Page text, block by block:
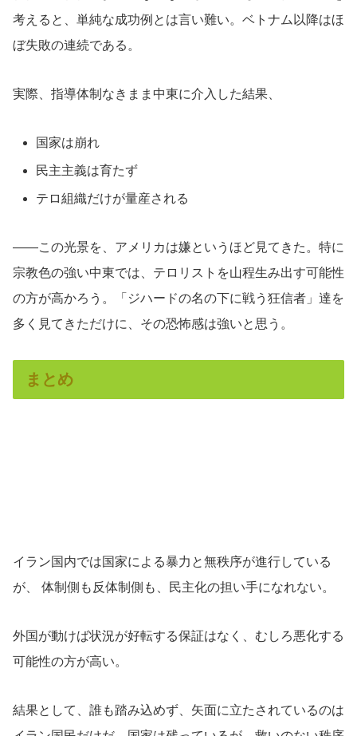
考えると、単純な成功例とは言い難い。ベトナム以降はほ
ぼ失敗の連続である。
実際、指導体制なきまま中東に介入した結果、
国家は崩れ
民主主義は育たず
テロ組織だけが量産される
――この光景を、アメリカは嫌というほど見てきた。特に
宗教色の強い中東では、テロリストを山程生み出す可能性
の方が高かろう。「ジハードの名の下に戦う狂信者」達を
多く見てきただけに、その恐怖感は強いと思う。
まとめ
イラン国内では国家による暴力と無秩序が進行している
が、 体制側も反体制側も、民主化の担い手になれない。
外国が動けば状況が好転する保証はなく、むしろ悪化する
可能性の方が高い。
結果として、誰も踏み込めず、矢面に立たされているのは